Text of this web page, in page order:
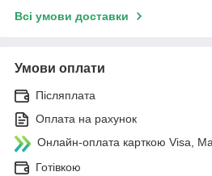
Всі умови доставки
Умови оплати
Післяплата
Оплата на рахунок
Онлайн-оплата карткою Visa,
Готівкою